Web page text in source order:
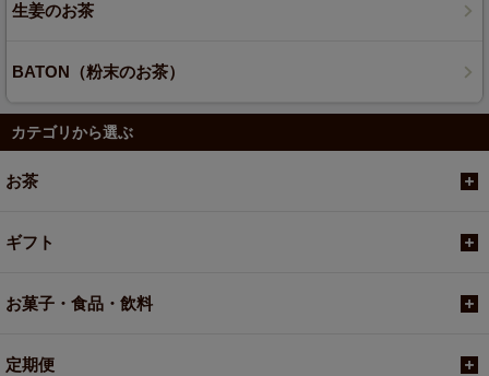
生姜のお茶
BATON（粉末のお茶）
カテゴリから選ぶ
お茶
ギフト
お菓子・食品・飲料
定期便